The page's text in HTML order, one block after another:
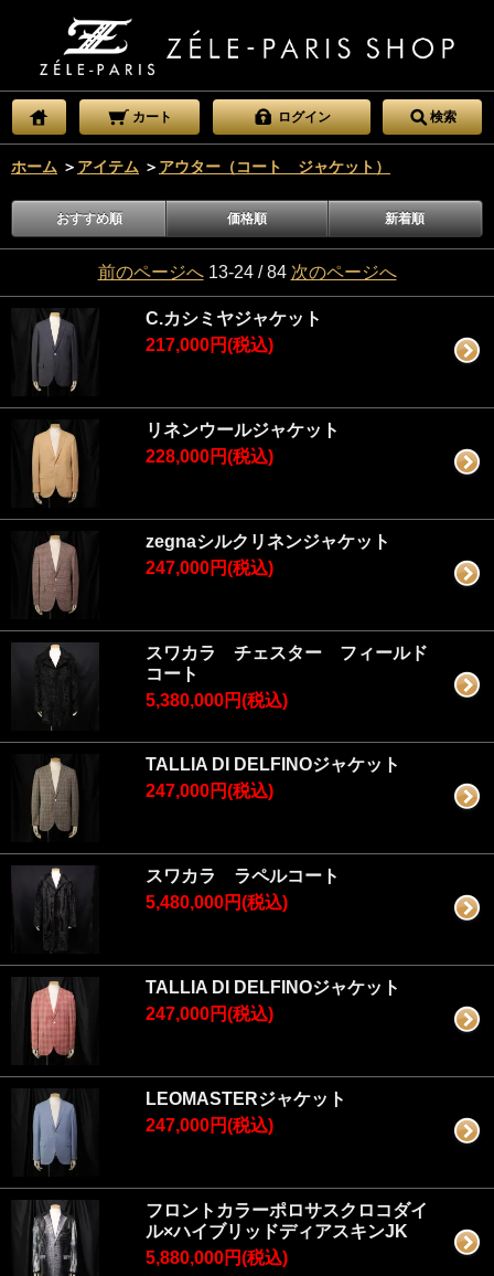
カート ログイン 検索
ホーム ＞ アイテム ＞ アウター（コート ジャケット）
おすすめ順 価格順 新着順
前のページへ13-24 / 84 次のページへ
C.カシミヤジャケット
217,000円(税込)
リネンウールジャケット
228,000円(税込)
zegnaシルクリネンジャケット
247,000円(税込)
スワカラ チェスター フィールド
コート
5,380,000円(税込)
TALLIA DI DELFINOジャケット
247,000円(税込)
スワカラ ラペルコート
5,480,000円(税込)
TALLIA DI DELFINOジャケット
247,000円(税込)
LEOMASTERジャケット
247,000円(税込)
フロントカラーポロサスクロコダイ
ル×ハイブリッドディアスキンJK
5,880,000円(税込)